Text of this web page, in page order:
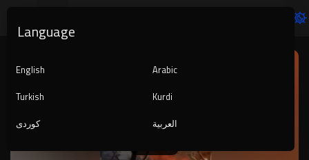
Player
Language
English
Arabic
Turkish
Kurdi
کوردی
العربية